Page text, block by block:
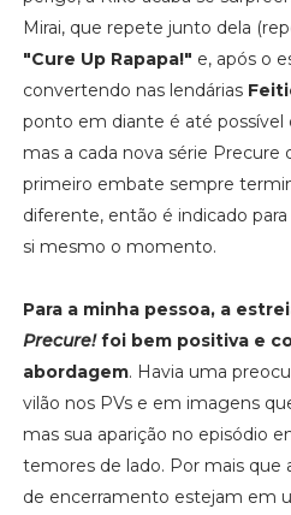
Mirai, que repete junto dela
"Cure Up Rapapa!" e, após o
convertendo nas lendárias
ponto em diante é até possível
mas a cada nova série Precure
primeiro embate sempre
diferente, então é indicado
si mesmo o momento.
Para a minha pessoa, a
Precure!foi bem positiva e
abordagem. Havia uma
vilão nos PVs e em imagens
mas sua aparição no episódio
temores de lado. Por mais que
de encerramento estejam em